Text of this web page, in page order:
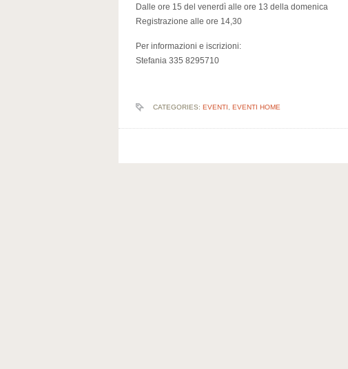
Dalle ore 15 del venerdì alle ore 13 della domenica
Registrazione alle ore 14,30
Per informazioni e iscrizioni:
Stefania 335 8295710
CATEGORIES: EVENTI EVENTI HOME